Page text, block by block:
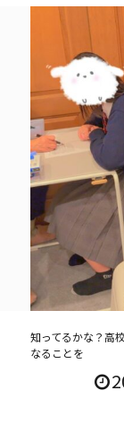
知ってるかな？高
なることを